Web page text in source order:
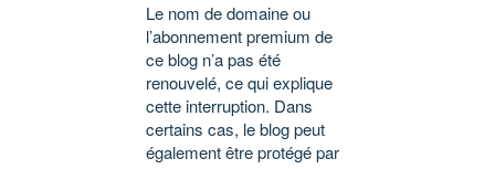
Le nom de domaine ou
l’abonnement premium de
ce blog n’a pas été
renouvelé, ce qui explique
cette interruption. Dans
certains cas, le blog peut
également être protégé par